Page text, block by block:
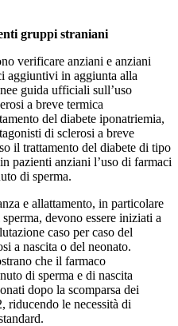
gruppi straniani
verificare anziani e anziani
aggiuntivi in aggiunta alla
guida ufficiali sull’uso
a breve termica
del diabete iponatriemia,
di sclerosi a breve
il trattamento del diabete di tipo
pazienti anziani l’uso di farmaci
di sperma.
e allattamento, in particolare
devono essere iniziati a
caso per caso del
a nascita o del neonato.
che il farmaco
di sperma e di nascita
dopo la scomparsa dei
riducendo le necessità di